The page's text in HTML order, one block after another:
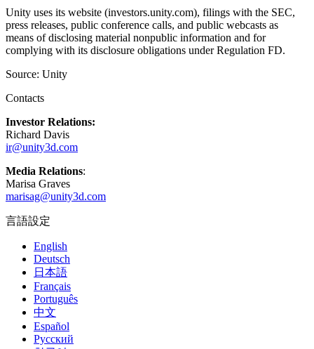
活用事例
モバイルゲーム
インディーゲーム
XR ゲーム
マルチプレイヤーゲーム
マルチプレイヤーゲーム制作を簡素化
更新情報、情報、技術的ヒント
お知らせ
認定教材
Unityのマスタリーを証明する
Unity uses its website (investors.unity.com), filings with the SEC,
press releases, public conference calls, and public webcasts as
means of disclosing material nonpublic information and for
complying with its disclosure obligations under Regulation FD.
Source: Unity
Contacts
Investor Relations:
Richard Davis
ir@unity3d.com
Media Relations:
Marisa Graves
marisag@unity3d.com
言語設定
English
Deutsch
日本語
Français
Português
中文
Español
Русский